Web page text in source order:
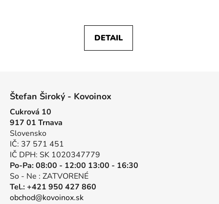
DETAIL
Štefan Široký - Kovoinox
Cukrová 10
917 01 Trnava
Slovensko
IČ: 37 571 451
IČ DPH: SK 1020347779
Po-Pa: 08:00 - 12:00 13:00 - 16:30
So - Ne : ZATVORENÉ
Tel.: +421 950 427 860
obchod@kovoinox.sk